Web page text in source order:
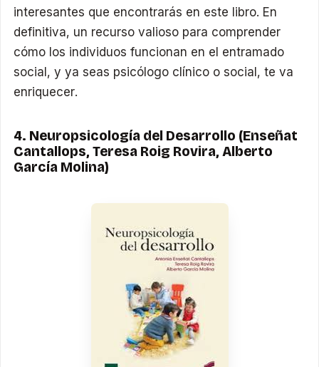
interesantes que encontrarás en este libro. En
definitiva, un recurso valioso para comprender
cómo los individuos funcionan en el entramado
social, y ya seas psicólogo clínico o social, te va
enriquecer.
4. Neuropsicología del Desarrollo (Enseñat
Cantallops, Teresa Roig Rovira, Alberto
García Molina)